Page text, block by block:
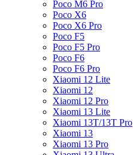
Poco M6 Pro
Poco X6
Poco X6 Pro
Poco F5
Poco F5 Pro
Poco F6
Poco F6 Pro
Xiaomi 12 Lite
Xiaomi 12
Xiaomi 12 Pro
Xiaomi 13 Lite
Xiaomi 13T/13T Pro
Xiaomi 13
Xiaomi 13 Pro